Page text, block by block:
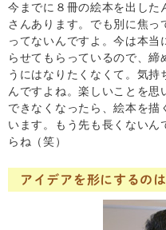
今までに８冊の絵本を出した
さんあります。でも別に焦
ってないんですよ。今は本
らせてもらっているので、締
うにはなりたくなくて。気
んですよね。楽しいことを思
できなくなったら、絵本を
います。もう先も長くない
らね（笑）
アイデアを形にするの